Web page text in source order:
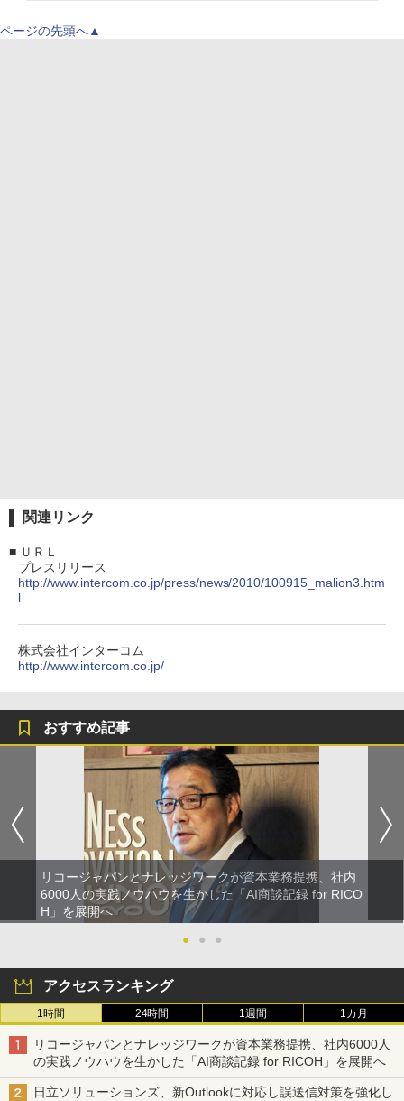
ページの先頭へ▲
関連リンク
■ ＵＲＬ
プレスリリース
http://www.intercom.co.jp/press/news/2010/100915_malion3.htm
l
株式会社インターコム
http://www.intercom.co.jp/
おすすめ記事
リコージャパンとナレッジワークが資本業務提携、社内
6000人の実践ノウハウを生かした「AI商談記録 for RICO
H」を展開へ
●
● ●
アクセスランキング
1時間 24時間 1週間 1カ月
リコージャパンとナレッジワークが資本業務提携、社内6000人
の実践ノウハウを生かした「AI商談記録 for RICOH」を展開へ
日立ソリューションズ、新Outlookに対応し誤送信対策を強化し